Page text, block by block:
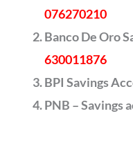
076270210
Banco De Oro
630011876
BPI Savings
PNB – Savings